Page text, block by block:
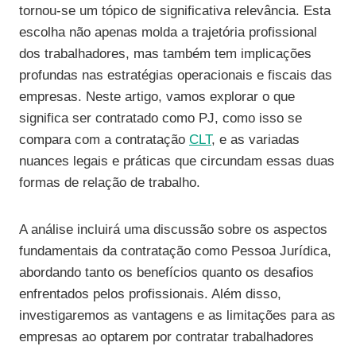
tornou-se um tópico de significativa relevância. Esta
escolha não apenas molda a trajetória profissional
dos trabalhadores, mas também tem implicações
profundas nas estratégias operacionais e fiscais das
empresas. Neste artigo, vamos explorar o que
significa ser contratado como PJ, como isso se
compara com a contratação CLT, e as variadas
nuances legais e práticas que circundam essas duas
formas de relação de trabalho.
A análise incluirá uma discussão sobre os aspectos
fundamentais da contratação como Pessoa Jurídica,
abordando tanto os benefícios quanto os desafios
enfrentados pelos profissionais. Além disso,
investigaremos as vantagens e as limitações para as
empresas ao optarem por contratar trabalhadores